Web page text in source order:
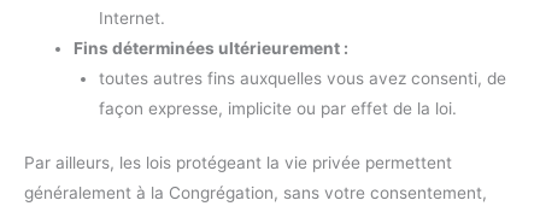
Internet.
Fins déterminées ultérieurement :
toutes autres fins auxquelles vous avez consenti, de
façon expresse, implicite ou par effet de la loi.
Par ailleurs, les lois protégeant la vie privée permettent
généralement à la Congrégation, sans votre consentement,